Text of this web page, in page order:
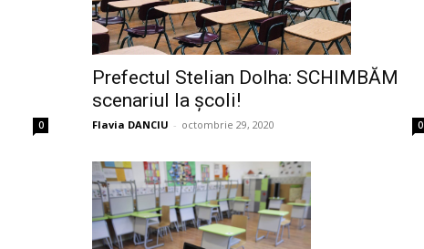
0
Prefectul Stelian Dolha: SCHIMBĂM
scenariul la școli!
Flavia DANCIU - octombrie 29, 2020 0